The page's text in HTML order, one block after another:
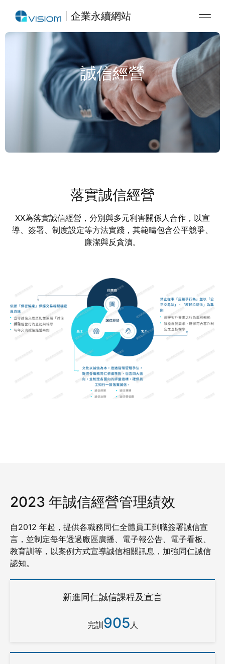
企業永續網站
誠信經營
落實誠信經營
XX為落實誠信經營，分別與多元利害關係人合作，以宣
導、簽署、制度設定等方法實踐，其範疇包含公平競爭、
廉潔與反貪瀆。
2023 年誠信經營管理績效
自2012 年起，提供各職務同仁全體員工到職簽署誠信宣
言，並制定每年透過廠區廣播、電子報公告、電子看板、
教育訓等，以案例方式宣導誠信相關訊息，加強同仁誠信
認知。
新進同仁誠信課程及宣言
完訓 905人